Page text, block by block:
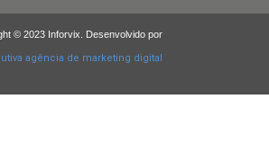
© 2023 Inforvix. Desenvolvido por